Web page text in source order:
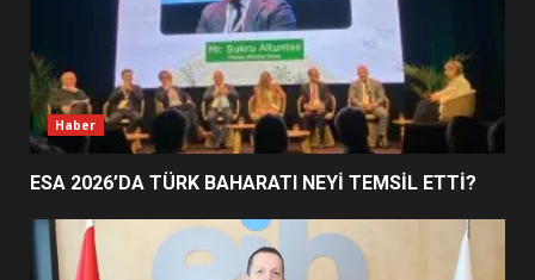
4
EDREMİT’İN GURURU TÜRKİYE
FİNALİNDE NE BAŞARDI?
5
UZATILDI: NE DEĞİŞTİ?
Haber
ESA 2026’DA TÜRK BAHARATI NEYİ TEMSİL ETTİ?